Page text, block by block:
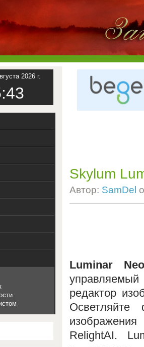
Skylum
Автор: SamDel
Luminar Neo
редактор
Осветляйте
RelightAI.
2026 г.